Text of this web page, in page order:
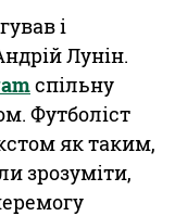
і
Лунін.
спільну
Футболіст
як таким,
зрозуміти,